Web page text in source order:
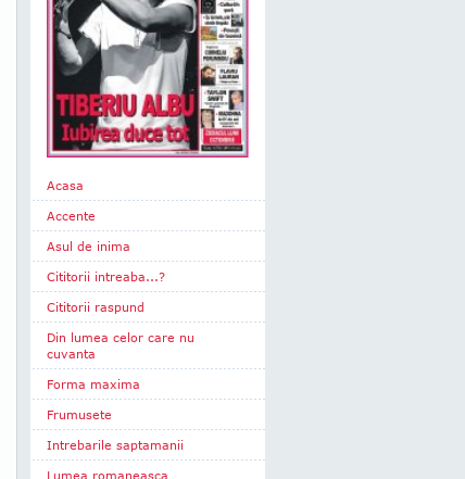
Acasa
Accente
Asul de inima
Cititorii intreaba...?
Cititorii raspund
Din lumea celor care nu
cuvanta
Forma maxima
Frumusete
Intrebarile saptamanii
Lumea romaneasca